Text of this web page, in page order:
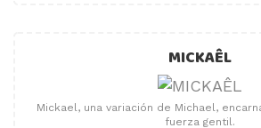
MICKAÊL
Mickael, una variación de Michael,
fuerza gentil.